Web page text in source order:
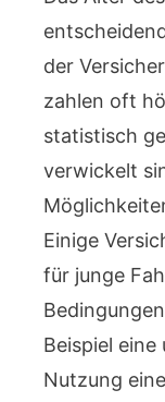
der
zahlen oft
statistisch
verwickelt
Einige
für junge
Beispiel
Nutzung